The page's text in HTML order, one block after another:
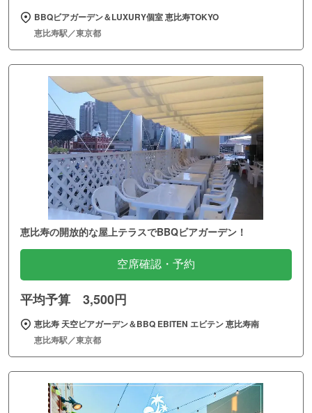
BBQビアガーデン＆LUXURY個室 恵比寿TOKYO
恵比寿駅／東京都
恵比寿の開放的な屋上テラスでBBQビアガーデン！
空席確認・予約
平均予算 3,500円
恵比寿 天空ビアガーデン＆BBQ EBITEN エビテン 恵比寿南
恵比寿駅／東京都